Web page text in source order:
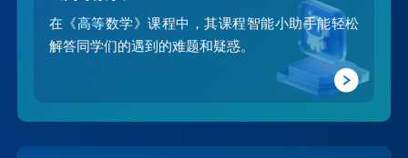
在《高等数学》课程中，其课程智能小助手能轻松
解答同学们的遇到的难题和疑惑。